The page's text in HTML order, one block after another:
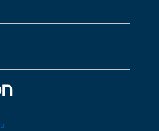
(ЭМС)
для внешнего обмена